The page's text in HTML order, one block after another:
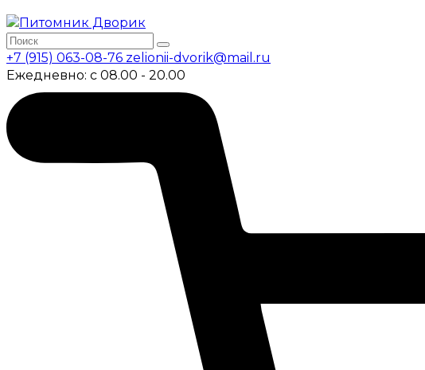
+7 (915) 063-08-76 zelionii-dvorik@mail.ru
Ежедневно: с 08.00 - 20.00